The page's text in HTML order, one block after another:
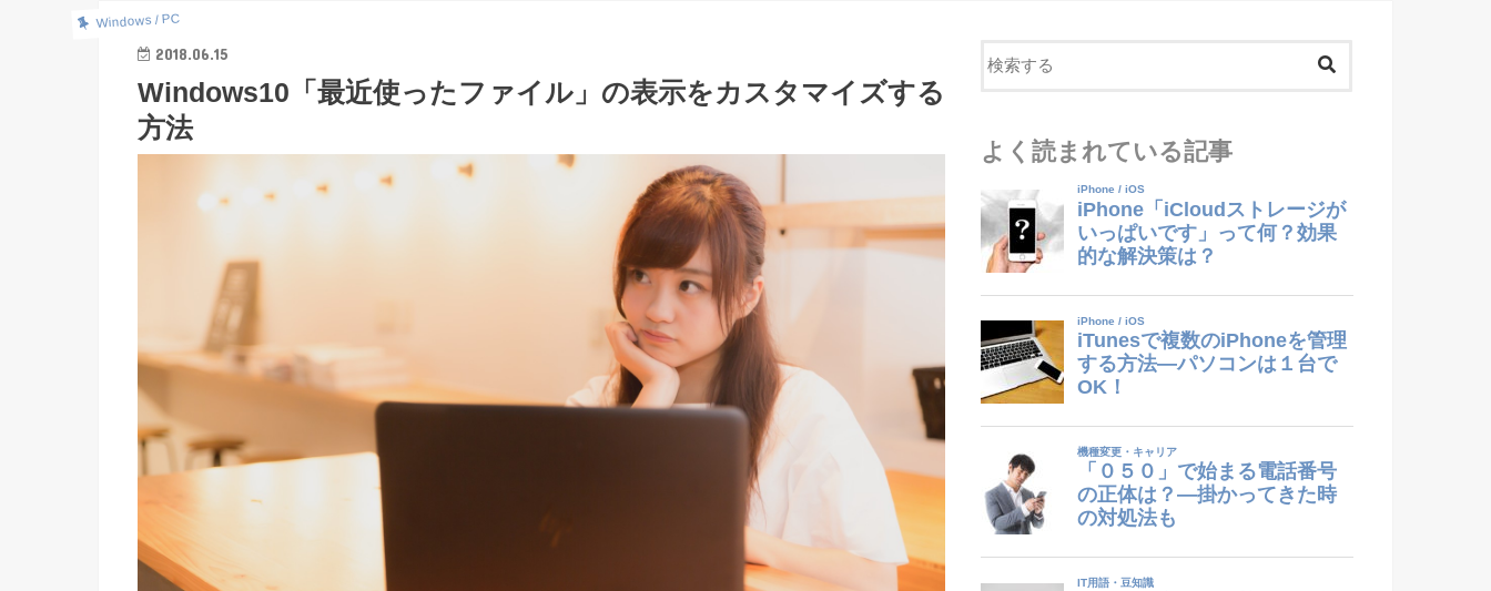
Windows / PC
2018.06.15
Windows10「最近使ったファイル」の表示をカスタマイズする
方法
よく読まれている記事